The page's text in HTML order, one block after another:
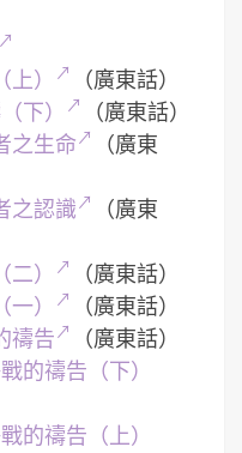
）
（廣東話）
下）
（廣東話）
之生命
（廣東
之認識
（廣東
）
（廣東話）
）
（廣東話）
禱告
（廣東話）
的禱告（下）
的禱告（上）